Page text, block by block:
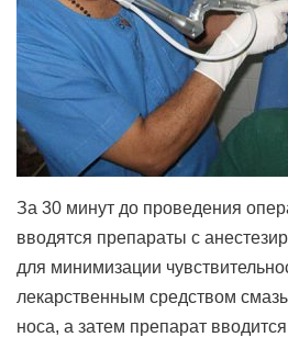
За 30 минут до проведения
вводятся препараты с
для минимизации
лекарственным средством
носа, а затем препарат